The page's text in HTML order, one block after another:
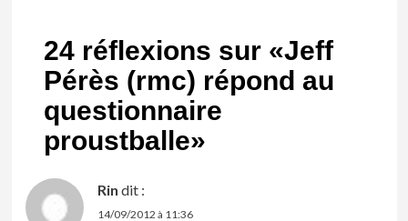
24 réflexions sur «Jeff
Pérès (rmc) répond au
questionnaire
proustballe»
Rin dit :
14/09/2012 à 11:36